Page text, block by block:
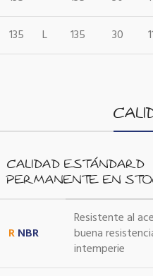
135 L 135 30
CALIDAD ESTÁNDARD
PERMANENTE EN
RNBR
Resistente al
buena
intemperie